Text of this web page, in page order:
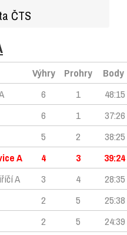
ČTS
Výhry Prohry
Body
6 1
48:15
6 1
37:26
5 2
38:25
A 4 3
39:24
A 3 4
28:35
2 5
25:38
2 5
24:39